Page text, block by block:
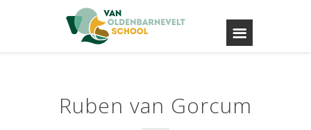
Ruben van Gorcum